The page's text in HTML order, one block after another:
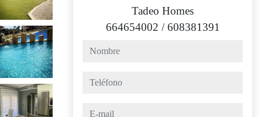
Tadeo Homes
664654002 /608381391
nombre
teléfono
e-mail